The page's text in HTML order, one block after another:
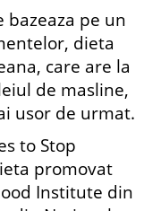
bazeaza pe un
dieta
care are la
de masline,
usor de urmat.
to Stop
promovat
Institute din